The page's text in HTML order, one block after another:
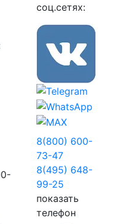
соц.сетях:
8(800) 600-
73-47
8(495) 648-
99-25
показать
телефон